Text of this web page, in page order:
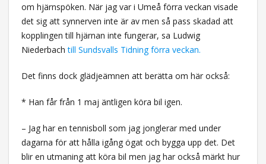
om hjärnspöken. När jag var i Umeå förra veckan visade
det sig att synnerven inte är av men så pass skadad att
kopplingen till hjärnan inte fungerar, sa Ludwig
Niederbachtill Sundsvalls Tidning förra veckan.
Det finns dock glädjeämnen att berätta om här också:
* Han får från 1 maj äntligen köra bil igen.
– Jag har en tennisboll som jag jonglerar med under
dagarna för att hålla igång ögat och bygga upp det. Det
blir en utmaning att köra bil men jag har också märkt hur